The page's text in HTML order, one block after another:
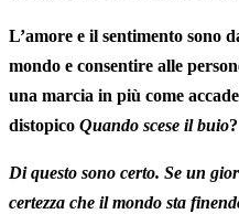
L’amore e il sentimento sono
mondo e consentire alle
una marcia in più come
distopico Quando scese il buio?
Di questo sono certo. Se un
certezza che il mondo sta